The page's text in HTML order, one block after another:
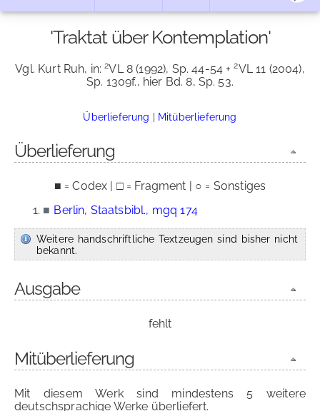
'Traktat über Kontemplation'
Vgl. Kurt Ruh, in:2VL 8 (1992), Sp. 44-54 +2VL 11 (2004),
Sp. 1309f., hier Bd. 8, Sp. 53.
Überlieferung | Mitüberlieferung
Überlieferung
■ = Codex | □ = Fragment | ○ = Sonstiges
■ Berlin, Staatsbibl., mgq 174
Weitere handschriftliche Textzeugen sind bisher nicht
bekannt.
Ausgabe
fehlt
Mitüberlieferung
Mit diesem Werk sind mindestens 5 weitere
deutschsprachige Werke überliefert.